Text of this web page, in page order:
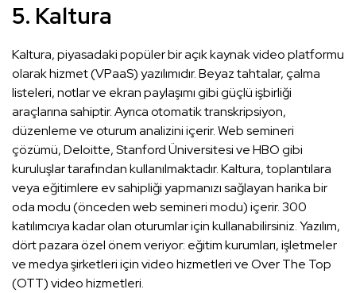
5. Kaltura
Kaltura, piyasadaki popüler bir açık kaynak video platformu
olarak hizmet (VPaaS) yazılımıdır. Beyaz tahtalar, çalma
listeleri, notlar ve ekran paylaşımı gibi güçlü işbirliği
araçlarına sahiptir. Ayrıca otomatik transkripsiyon,
düzenleme ve oturum analizini içerir. Web semineri
çözümü, Deloitte, Stanford Üniversitesi ve HBO gibi
kuruluşlar tarafından kullanılmaktadır. Kaltura, toplantılara
veya eğitimlere ev sahipliği yapmanızı sağlayan harika bir
oda modu (önceden web semineri modu) içerir. 300
katılımcıya kadar olan oturumlar için kullanabilirsiniz. Yazılım,
dört pazara özel önem veriyor: eğitim kurumları, işletmeler
ve medya şirketleri için video hizmetleri ve Over The Top
(OTT) video hizmetleri.